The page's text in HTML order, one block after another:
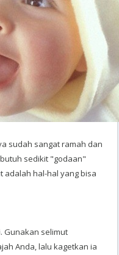
sudah sangat ramah dan
sedikit "godaan"
adalah hal-hal yang bisa
Gunakan selimut
Anda, lalu kagetkan ia